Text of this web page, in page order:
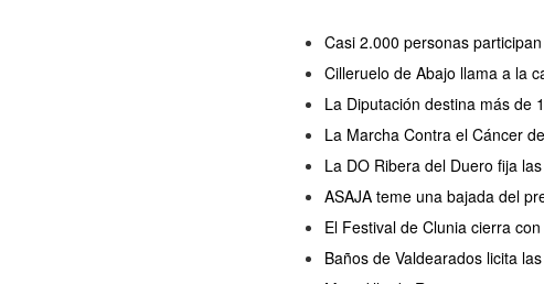
Casi 2.000 personas
Cilleruelo de Abajo llama a la
La Diputación destina más de
La Marcha Contra el Cáncer
La DO Ribera del Duero fija
ASAJA teme una bajada del
El Festival de Clunia cierra
Baños de Valdearados licita